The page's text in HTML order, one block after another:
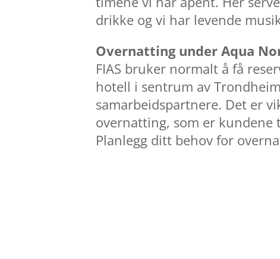
drikke og vi har levende
Overnatting under Aqua
FIAS bruker normalt å få
hotell i sentrum av
samarbeidspartnere. Det er
overnatting, som er kundene
Planlegg ditt behov for